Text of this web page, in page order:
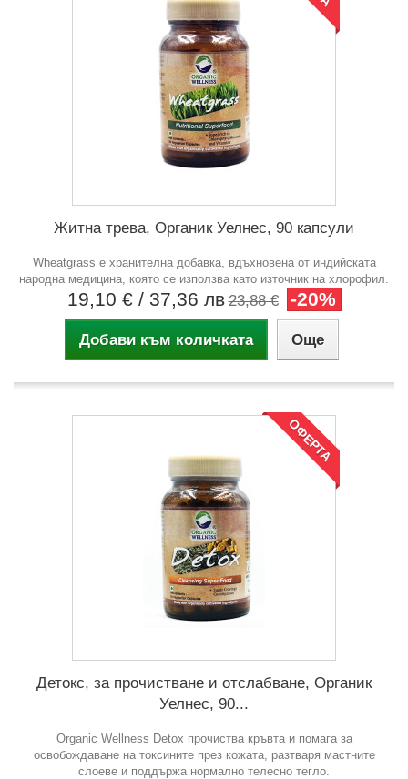
Житна трева, Органик Уелнес, 90 капсули
Wheatgrass е хранителна добавка, вдъхновена от индийската
народна медицина, която се използва като източник на хлорофил.
19,10 € / 37,36 лв 23,88 € -20%
Добави към количката Още
ОФЕРТА
Детокс, за прочистване и отслабване, Органик
Уелнес, 90...
Organic Wellness Detox прочиства кръвта и помага за
освобождаване на токсините през кожата, разтваря мастните
слоеве и поддържа нормално телесно тегло.